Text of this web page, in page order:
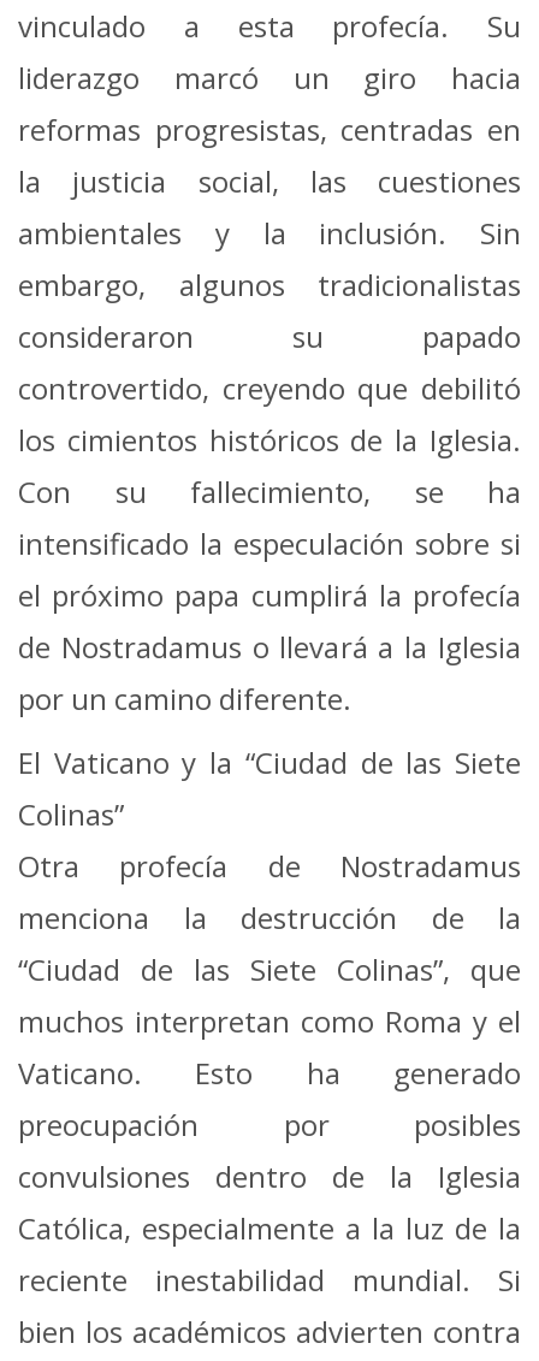
vinculado a esta profecía. Su
liderazgo marcó un giro hacia
reformas progresistas, centradas en
la justicia social, las cuestiones
ambientales y la inclusión. Sin
embargo, algunos tradicionalistas
consideraron su papado
controvertido, creyendo que debilitó
los cimientos históricos de la Iglesia.
Con su fallecimiento, se ha
intensificado la especulación sobre si
el próximo papa cumplirá la profecía
de Nostradamus o llevará a la Iglesia
por un camino diferente.
El Vaticano y la “Ciudad de las Siete
Colinas”
Otra profecía de Nostradamus
menciona la destrucción de la
“Ciudad de las Siete Colinas”, que
muchos interpretan como Roma y el
Vaticano. Esto ha generado
preocupación por posibles
convulsiones dentro de la Iglesia
Católica, especialmente a la luz de la
reciente inestabilidad mundial. Si
bien los académicos advierten contra